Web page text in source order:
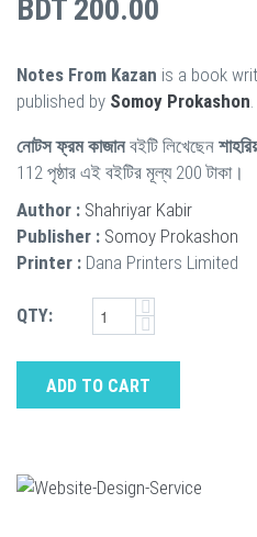
BDT 200.00
Notes From Kazan is a book
published by Somoy Prokashon
নোটস ফ্রম কাজানবইটি লিখেছেন
112 পৃষ্ঠার এই বইটির মূল্য 200 টাকা।
Author : Shahriyar Kabir
Publisher : Somoy Prokashon
Printer : Dana Printers Limited
QTY:
ADD TO CART